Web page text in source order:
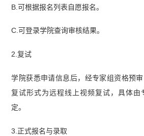
B.可根据报名列表自愿报名。
C.可登录学院查询审核结果。
2.复试
学院获悉申请信息后，经专家组资格预审
复试形式为远程线上视频复试，具体由
定。
3.正式报名与录取